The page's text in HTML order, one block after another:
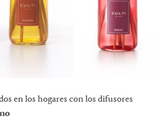
en los hogares con los difusores